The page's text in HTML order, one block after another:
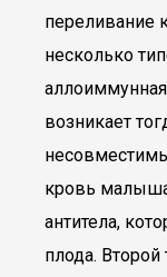
переливание
несколько
возникает
кровь
антитела,
плода. Второй